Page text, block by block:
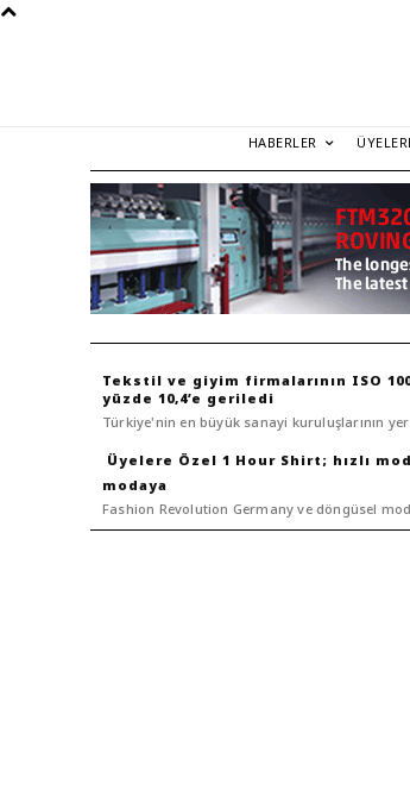
HABERLER
Tekstil ve giyim firmalarının ISO
yüzde 10,4’e geriledi
Türkiye'nin en büyük sanayi kuruluşlarının yer
1 Hour Shirt; hızlı
modaya
Fashion Revolution Germany ve döngüsel